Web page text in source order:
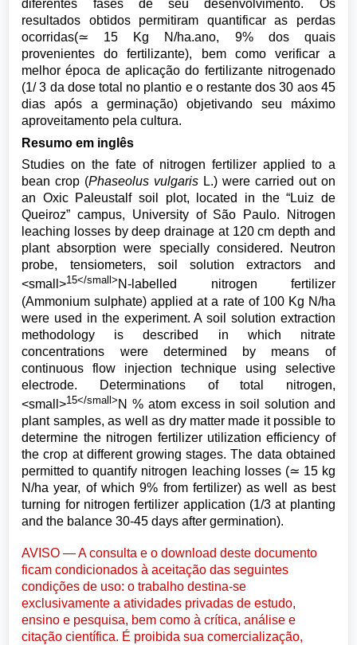
diferentes fases de seu desenvolvimento. Os
resultados obtidos permitiram quantificar as perdas
ocorridas(≃ 15 Kg N/ha.ano, 9% dos quais
provenientes do fertilizante), bem como verificar a
melhor época de aplicação do fertilizante nitrogenado
(1/ 3 da dose total no plantio e o restante dos 30 aos 45
dias após a germinação) objetivando seu máximo
aproveitamento pela cultura.
Resumo em inglês
Studies on the fate of nitrogen fertilizer applied to a
bean crop (Phaseolus vulgaris L.) were carried out on
an Oxic Paleustalf soil plot, located in the “Luiz de
Queiroz” campus, University of São Paulo. Nitrogen
leaching losses by deep drainage at 120 cm depth and
plant absorption were specially considered. Neutron
probe, tensiometers, soil solution extractors and
<small>15</small> N-labelled nitrogen fertilizer
(Ammonium sulphate) applied at a rate of 100 Kg N/ha
were used in the experiment. A soil solution extraction
methodology is described in which nitrate
concentrations were determined by means of
continuous flow injection technique using selective
electrode. Determinations of total nitrogen,
<small>15</small> N % atom excess in soil solution and
plant samples, as well as dry matter made it possible to
determine the nitrogen fertilizer utilization efficiency of
the crop at different growing stages. The data obtained
permitted to quantify nitrogen leaching losses (≃ 15 kg
N/ha year, of which 9% from fertilizer) as well as best
turning for nitrogen fertilizer application (1/3 at planting
and the balance 30-45 days after germination).
AVISO — A consulta e o download deste documento
ficam condicionados à aceitação das seguintes
condições de uso: o trabalho destina-se
exclusivamente a atividades privadas de estudo,
ensino e pesquisa, bem como à crítica, análise e
citação científica. É proibida sua comercialização,